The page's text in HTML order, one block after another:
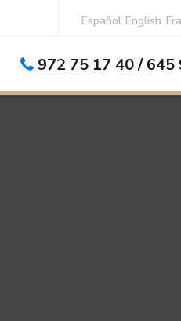
Español English
972 75 17 40 / 645